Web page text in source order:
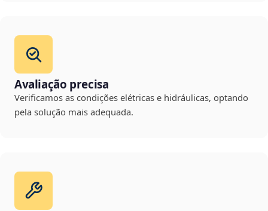
Avaliação precisa
Verificamos as condições elétricas e hidráulicas, optando
pela solução mais adequada.